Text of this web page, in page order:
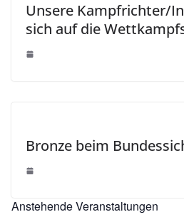
Unsere Kampfrichter/
sich auf die
Bronze beim
Anstehende Veranstaltungen